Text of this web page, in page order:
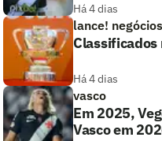
Há 4 dias
lance! negócios
Há 4 dias
vasco
Em 2025,
Vasco em